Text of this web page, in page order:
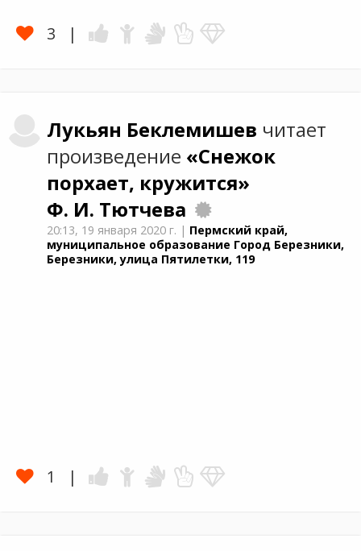
3
Лукьян Беклемишев читает
произведение «Снежок
порхает, кружится»
Ф. И. Тютчева
20:13, 19 января 2020 г. | Пермский край,
муниципальное образование Город Березники,
Березники, улица Пятилетки, 119
1